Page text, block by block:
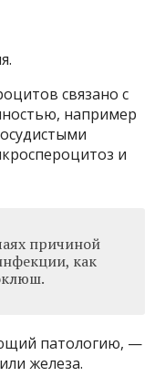
связано с
например
и
причиной
как
патологию, —
железа.